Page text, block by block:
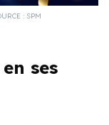
: SPM
ses